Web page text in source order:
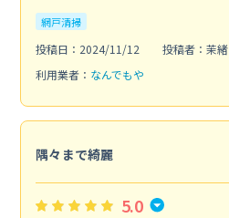
網戸清掃
投稿日：2024/11/12
投稿者：茉緒
利用業者： なんでもや
隅々まで綺麗
5.0